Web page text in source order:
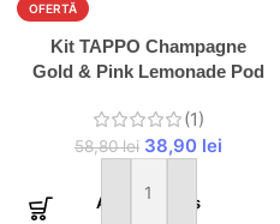
OFERTĂ
Kit TAPPO Champagne
Gold & Pink Lemonade Pod
(1)
58,80lei 38,90 lei
Adaugă în coș